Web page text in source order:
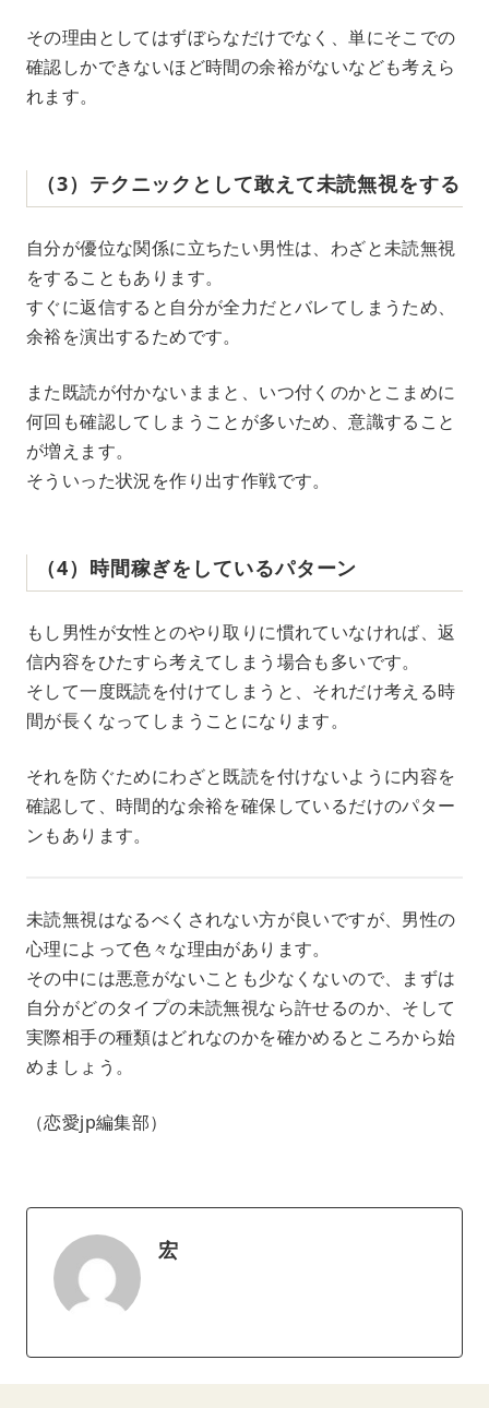
その理由としてはずぼらなだけでなく、単にそこでの
確認しかできないほど時間の余裕がないなども考えら
れます。
（3）テクニックとして敢えて未読無視をする
自分が優位な関係に立ちたい男性は、わざと未読無視
をすることもあります。
すぐに返信すると自分が全力だとバレてしまうため、
余裕を演出するためです。
また既読が付かないままと、いつ付くのかとこまめに
何回も確認してしまうことが多いため、意識すること
が増えます。
そういった状況を作り出す作戦です。
（4）時間稼ぎをしているパターン
もし男性が女性とのやり取りに慣れていなければ、返
信内容をひたすら考えてしまう場合も多いです。
そして一度既読を付けてしまうと、それだけ考える時
間が長くなってしまうことになります。
それを防ぐためにわざと既読を付けないように内容を
確認して、時間的な余裕を確保しているだけのパター
ンもあります。
未読無視はなるべくされない方が良いですが、男性の
心理によって色々な理由があります。
その中には悪意がないことも少なくないので、まずは
自分がどのタイプの未読無視なら許せるのか、そして
実際相手の種類はどれなのかを確かめるところから始
めましょう。
（恋愛jp編集部）
宏